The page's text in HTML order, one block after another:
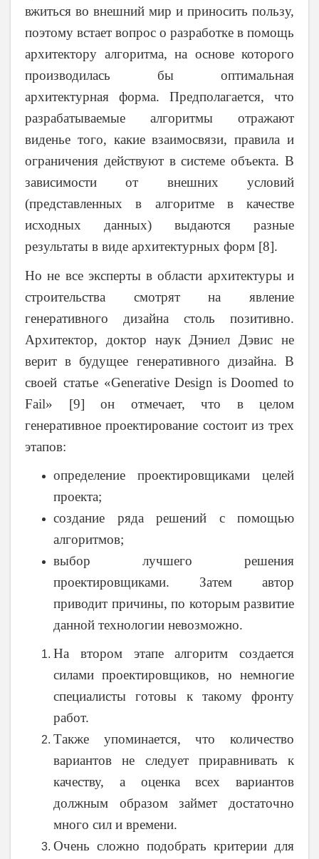
вжиться во внешний мир и приносить пользу,
поэтому встает вопрос о разработке в помощь
архитектору алгоритма, на основе которого
производилась бы оптимальная
архитектурная форма. Предполагается, что
разрабатываемые алгоритмы отражают
виденье того, какие взаимосвязи, правила и
ограничения действуют в системе объекта. В
зависимости от внешних условий
(представленных в алгоритме в качестве
исходных данных) выдаются разные
результаты в виде архитектурных форм [8].
Но не все эксперты в области архитектуры и
строительства смотрят на явление
генеративного дизайна столь позитивно.
Архитектор, доктор наук Дэниел Дэвис не
верит в будущее генеративного дизайна. В
своей статье «Generative Design is Doomed to
Fail» [9] он отмечает, что в целом
генеративное проектирование состоит из трех
этапов:
определение проектировщиками целей
проекта;
создание ряда решений с помощью
алгоритмов;
выбор лучшего решения
проектировщиками. Затем автор
приводит причины, по которым развитие
данной технологии невозможно.
На втором этапе алгоритм создается
силами проектировщиков, но немногие
специалисты готовы к такому фронту
работ.
Также упоминается, что количество
вариантов не следует приравнивать к
качеству, а оценка всех вариантов
должным образом займет достаточно
много сил и времени.
Очень сложно подобрать критерии для